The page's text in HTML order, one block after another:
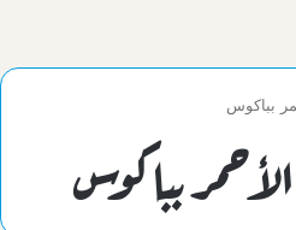
بباكوس
بباكوس